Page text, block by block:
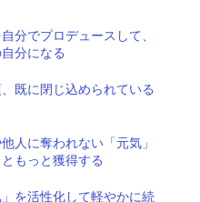
分でプロデュースして、
分になる
既に閉じ込められている
人に奪われない「元気」
もっと獲得する
」を活性化して軽やかに続